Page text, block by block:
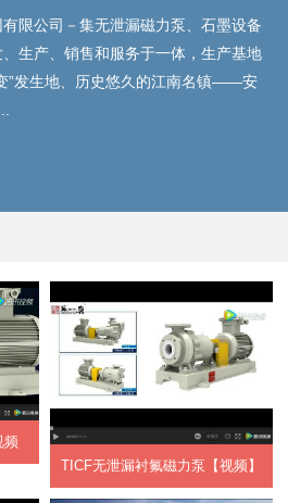
限公司－集无泄漏磁力泵、石墨设备
生产、销售和服务于一体，生产基地
”发生地、历史悠久的江南名镇——安
频
TICF无泄漏衬氟磁力泵【视频】